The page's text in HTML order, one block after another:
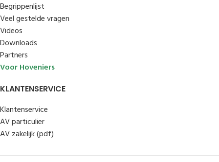
Begrippenlijst
Veel gestelde vragen
Videos
Downloads
Partners
Voor Hoveniers
KLANTENSERVICE
Klantenservice
AV particulier
AV zakelijk (pdf)